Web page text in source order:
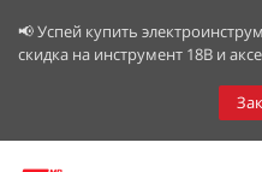
📢 Успей купить
скидка на инструмент 18В и